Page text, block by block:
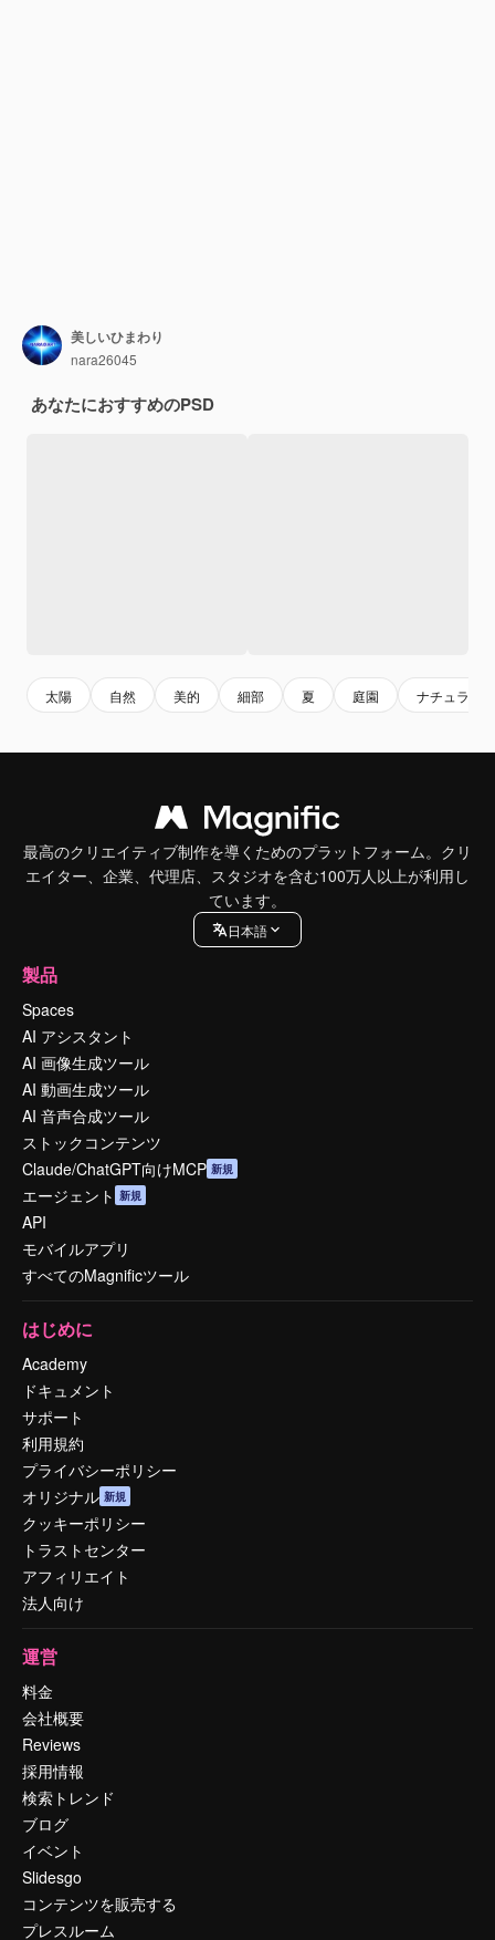
美しいひまわり
nara26045
あなたにおすすめのPSD
太陽 自然 美的 細部 夏 庭園 ナチュラル
最高のクリエイティブ制作を導くためのプラットフォーム。クリ
エイター、企業、代理店、スタジオを含む100万人以上が利用し
ています。
日本語
製品
Spaces
AI アシスタント
AI 画像生成ツール
AI 動画生成ツール
AI 音声合成ツール
ストックコンテンツ
Claude/ChatGPT向けMCP 新規
エージェント 新規
API
モバイルアプリ
すべてのMagnificツール
はじめに
Academy
ドキュメント
サポート
利用規約
プライバシーポリシー
オリジナル 新規
クッキーポリシー
トラストセンター
アフィリエイト
法人向け
運営
料金
会社概要
Reviews
採用情報
検索トレンド
ブログ
イベント
Slidesgo
コンテンツを販売する
プレスルーム